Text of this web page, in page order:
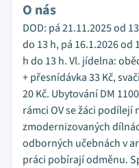
O nás
DOD: pá 21.11.2025 od
do 13 h, pá 16.1.2026 od
h do 13 h. Vl. jídelna:
+ přesnídávka 33 Kč,
20 Kč. Ubytování DM
rámci OV se žáci podílejí
zmodernizovaných
odborných učebnách v
práci pobírají odměnu.